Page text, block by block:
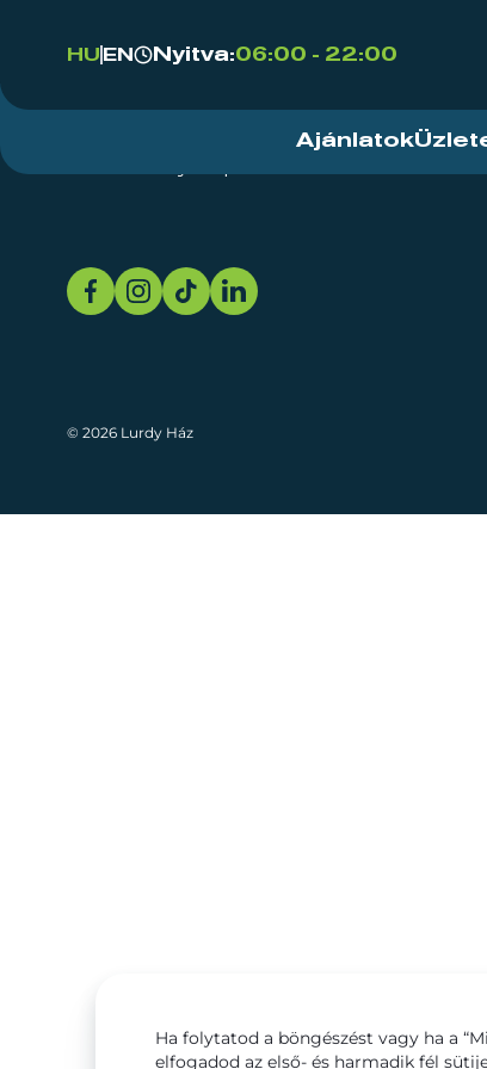
HU EN Nyitva:06:00 - 22:00
Ajánlatok
© 2026 Lurdy Ház
Ha folytatod a böngészést vagy ha a
elfogadod az első- és harmadik fél